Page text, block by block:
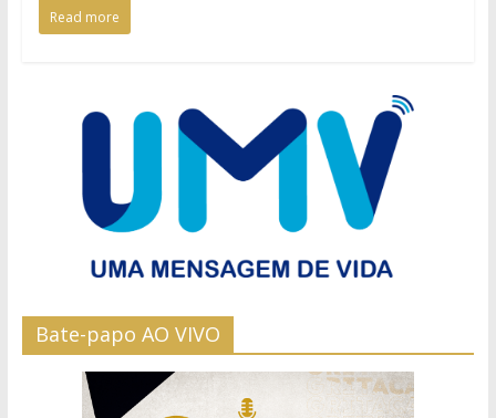
Read more
Bate-papo AO VIVO